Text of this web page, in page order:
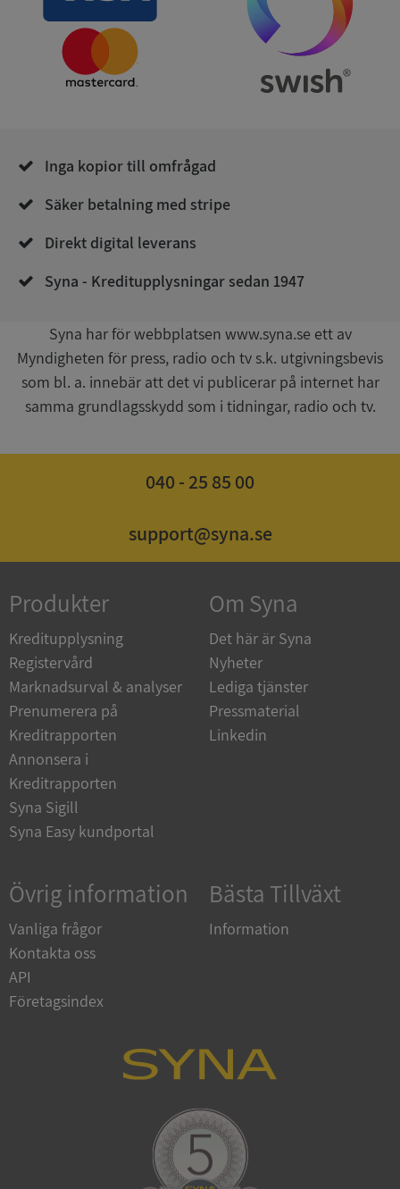
Inga kopior till omfrågad
Säker betalning med stripe
Direkt digital leverans
Syna - Kreditupplysningar sedan 1947
Syna har för webbplatsen www.syna.se ett av
Myndigheten för press, radio och tv s.k. utgivningsbevis
som bl. a. innebär att det vi publicerar på internet har
samma grundlagsskydd som i tidningar, radio och tv.
040 - 25 85 00
support@syna.se
Produkter
Kreditupplysning
Registervård
Marknadsurval & analyser
Prenumerera på
Kreditrapporten
Annonsera i
Kreditrapporten
Syna Sigill
Syna Easy kundportal
Om Syna
Det här är Syna
Nyheter
Lediga tjänster
Pressmaterial
Linkedin
Övrig information
Vanliga frågor
Kontakta oss
API
Företagsindex
Bästa Tillväxt
Information
Namn
Leverantör
Domän
__RequestVerificationToken
Corporation
de.syna.se
VISITOR_PRIVACY_METADATA
YouTube
ASP.NET_SessionId
Microsoft
Corporation
ARRAffinity
Microsoft
Corporation
.syna.se
__RequestVerificationToken
CookieScriptConsent
Google LLC
www.google.com
Privacy Policy